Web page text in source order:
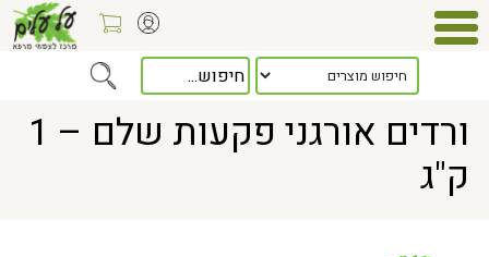
> ורדים אורגני פקעות שלם – 1 ק"ג
ורדים אורגני פקעות שלם – 1
ק"ג